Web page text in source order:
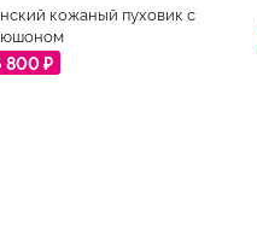
кожаный пуховик с
800 ₽